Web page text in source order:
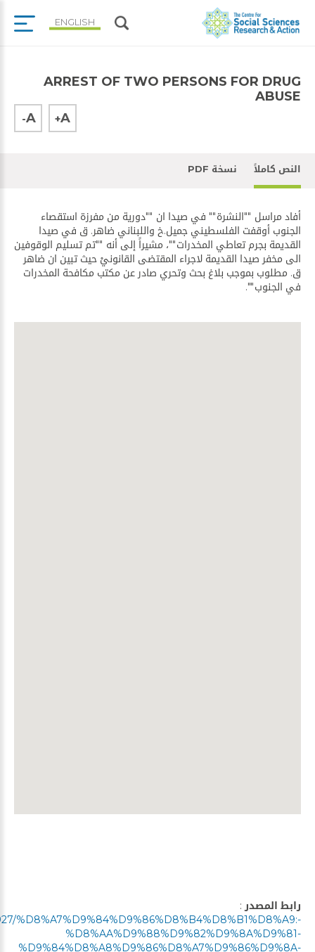
ENGLISH
ARREST OF TWO PERSONS FOR DRUG
ABUSE
A
+
A
-
النص كاملاً نسخة PDF
أفاد مراسل ""النشرة"" في صيدا ان ""دورية من ​مفرزة استقصاء
الجنوب​ أوقفت الفلسطيني جميل.خ واللبناني ضاهر. ق في ​صيدا
القديمة​ بجرم تعاطي المخدرات""، مشيراً إلى أنه ""تم تسليم الوقوفين
الى مخفر صيدا القديمة لاجراء المقتضى القانونيْ حيث تبين ان ضاهر
ق. مطلوب بموجب بلاغ بحث وتحري صادر عن ​مكتب مكافحة المخدرات​
في الجنوب"".
رابط المصدر :
%D8%A7%D9%84%D9%86%D8%B4%D8%B1%D8%A9:-
%D8%AA%D9%88%D9%82%D9%8A%D9%81-
%D9%84%D8%A8%D9%86%D8%A7%D9%86%D9%8A-